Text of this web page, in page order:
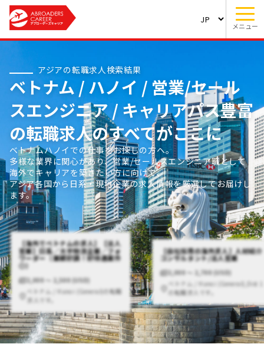
メニュー
アジアの転職求人検索結果
ベトナム / ハノイ / 営業/セール
スエンジニア / キャリアパス豊富
の転職求人のすべてがここに
ベトナムハノイでの仕事をお探しの方へ。
多様な業界に関心があり、営業/セールスエンジニア職として
海外でキャリアを築きたい方に向けて、
アジア各国から日系・現地企業の求人情報を厳選してお届けし
ます。
【海外でベトナムの求人】【法人
営業】日系／大手物流企業／フォ
ワーダー（業績好調！好待遇案件
◎）
2,000 〜 2,500 (USD)
ベトナム / Hanoi (General)の転職
求人です。
【自社採用の海外求人】人材紹介
コンサルタント/法人営業
2,000 〜 2,700 (USD)
ベトナム / Hanoi (General),Dist 1
の転職求人です。